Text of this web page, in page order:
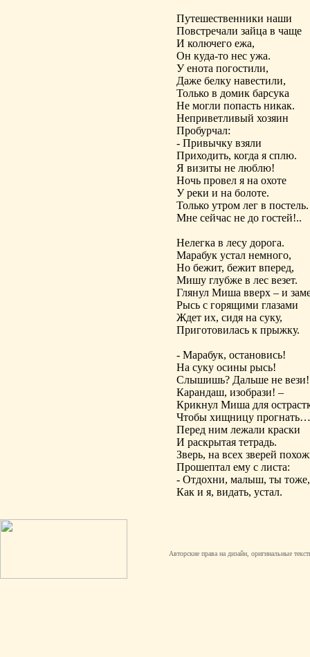
Путешественники наши
Повстречали зайца в чаще
И колючего ежа,
Он куда-то нес ужа.
У енота погостили,
Даже белку навестили,
Только в домик барсука
Не могли попасть никак.
Неприветливый хозяин
Пробурчал:
- Привычку взяли
Приходить, когда я сплю.
Я визиты не люблю!
Ночь провел я на охоте
У реки и на болоте.
Только утром лег в постель.
Мне сейчас не до гостей!..
Нелегка в лесу дорога.
Марабук устал немного,
Но бежит, бежит вперед,
Мишу глубже в лес везет.
Глянул Миша вверх – и
Рысь с горящими глазами
Ждет их, сидя на суку,
Приготовилась к прыжку.
- Марабук, остановись!
На суку осины рысь!
Слышишь? Дальше не вези!
Карандаш, изобрази! –
Крикнул Миша для
Чтобы хищницу прогнать…
Перед ним лежали краски
И раскрытая тетрадь.
Зверь, на всех зверей
Прошептал ему с листа:
- Отдохни, малыш, ты тоже,
Как и я, видать, устал.
Авторские права на дизайн, оригинальные